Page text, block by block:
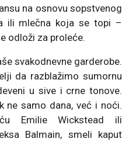
na osnovu sopstvenog
ili mlečna koja se topi –
odloži za proleće.
svakodnevne garderobe.
da razblažimo sumornu
u sive i crne tonove.
ne samo dana, već i noći.
Emilie Wickstead ili
Balmain, smeli kaput